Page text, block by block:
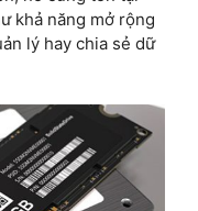
khả năng mở rộng
lý hay chia sẻ dữ